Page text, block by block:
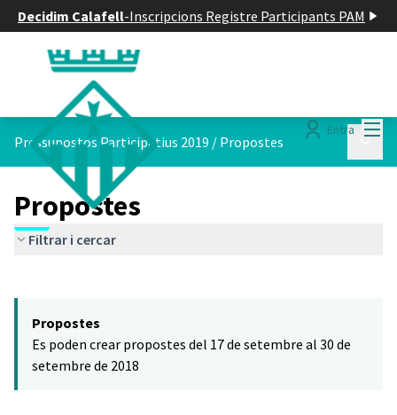
Decidim Calafell-Inscripcions Registre Participants PAM
Entra
Pressupostos Participatius 2019 / Propostes
Propostes
Filtrar i cercar
−
Propostes
Es poden crear propostes del 17 de setembre al 30 de
setembre de 2018